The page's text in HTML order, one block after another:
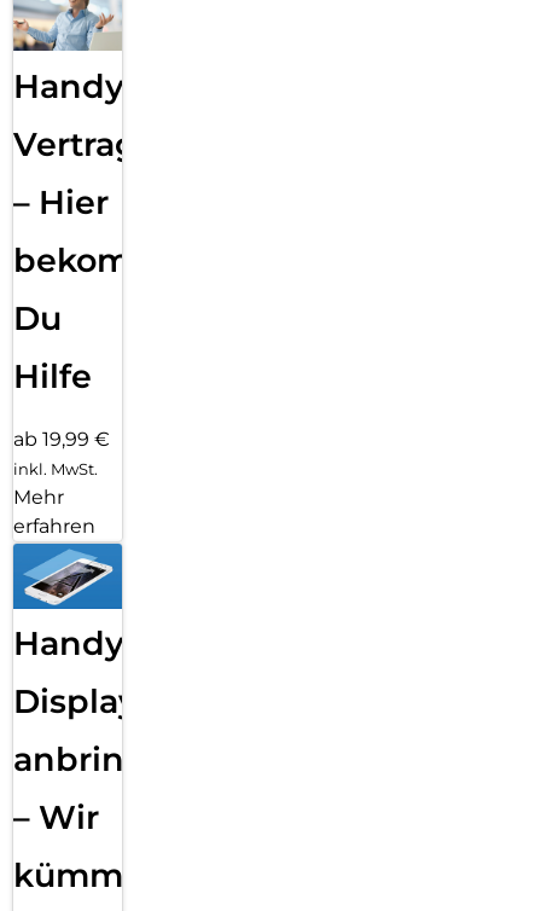
Handy
Vertragsabwicklung
– Hier
bekommst
Du
Hilfe
ab 19,99 €
inkl. MwSt.
Mehr
erfahren
Handy
Displayfolie
anbringen
– Wir
kümmern